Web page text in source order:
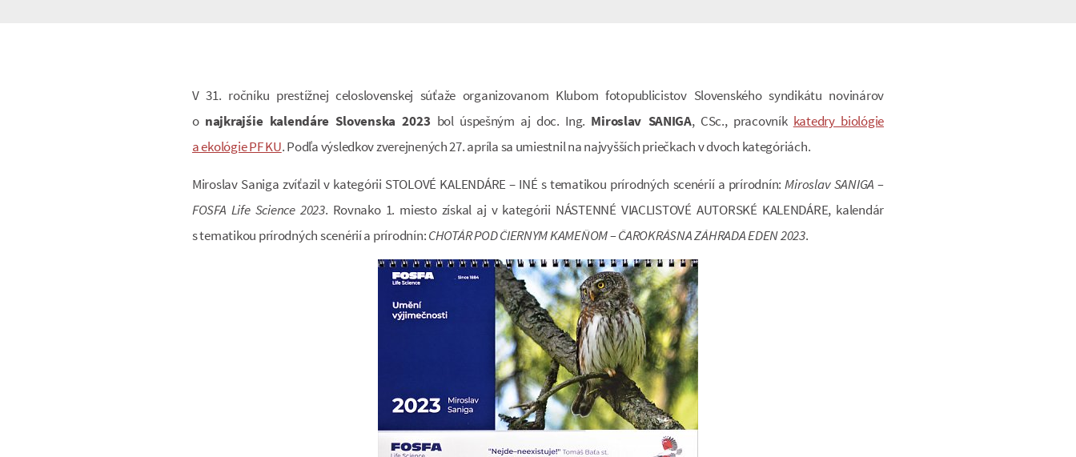
V 31. ročníku prestížnej celoslovenskej súťaže organizovanom Klubom fotopublicistov Slovenského syndikátu novinárov
o najkrajšie kalendáre Slovenska 2023 bol úspešným aj doc. Ing. Miroslav SANIGA, CSc., pracovník katedry biológie
a ekológie PF KU. Podľa výsledkov zverejnených 27. apríla sa umiestnil na najvyšších priečkach v dvoch kategóriách.
Miroslav Saniga zvíťazil v kategórii STOLOVÉ KALENDÁRE – INÉ s tematikou prírodných scenérií a prírodnín:Miroslav SANIGA –
FOSFA Life Science 2023. Rovnako 1. miesto získal aj v kategórii NÁSTENNÉ VIACLISTOVÉ AUTORSKÉ KALENDÁRE, kalendár
s tematikou prírodných scenérií a prírodnín:CHOTÁR POD ČIERNYM KAMEŇOM – ČAROKRÁSNA ZÁHRADA EDEN 2023.